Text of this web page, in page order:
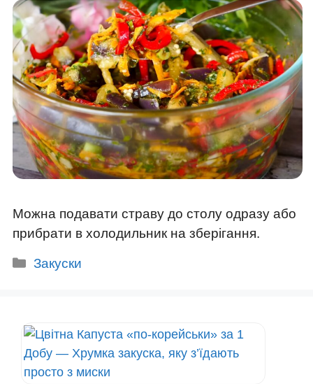
Можна подавати страву до столу одразу або
прибрати в холодильник на зберігання.
Категорії
Закуски